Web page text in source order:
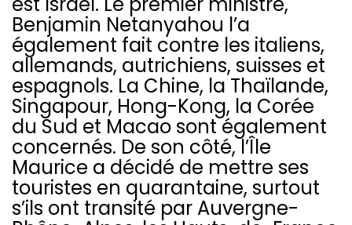
Benjamin Netanyahou l’a
également fait contre les italiens,
allemands, autrichiens, suisses et
espagnols. La Chine, la Thaïlande,
Singapour, Hong-Kong, la Corée
du Sud et Macao sont également
concernés. De son côté, l’Île
Maurice a décidé de mettre ses
touristes en quarantaine, surtout
s’ils ont transité par Auvergne-